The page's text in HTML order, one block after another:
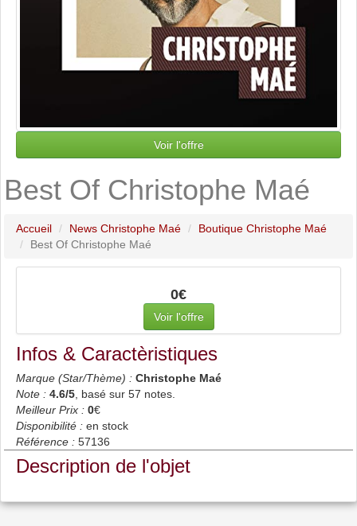
Voir l'offre
Best Of Christophe Maé
Accueil News Christophe Maé
Boutique Christophe Maé
Best Of Christophe Maé
0€
Voir l'offre
Infos & Caractèristiques
Marque (Star/Thème) : Christophe Maé
Note : 4.6/5 , basé sur 57 notes.
Meilleur Prix : 0€
Disponibilité : en stock
Référence : 57136
Description de l'objet